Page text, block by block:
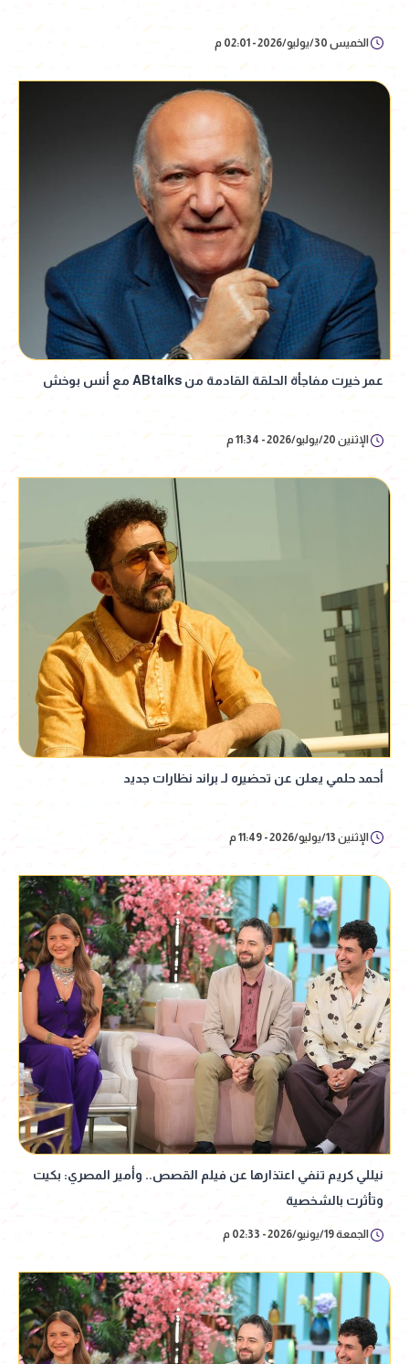
الخميس 30/يوليو/2026 - 02:01 م
عمر خيرت مفاجأة الحلقة القادمة من ABtalks مع أنس بوخش
الإثنين 20/يوليو/2026 - 11:34 م
أحمد حلمي يعلن عن تحضيره لـ براند نظارات جديد
الإثنين 13/يوليو/2026 - 11:49 م
نيللي كريم تنفي اعتذارها عن فيلم القصص.. وأمير المصري: بكيت
وتأثرت بالشخصية
الجمعة 19/يونيو/2026 - 02:33 م